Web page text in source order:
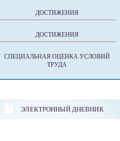
ДОСТИЖЕНИЯ
ДОСТИЖЕНИЯ
СПЕЦИАЛЬНАЯ ОЦЕНКА УСЛОВИЙ
ТРУДА
ЭЛЕКТРОННЫЙ ДНЕВНИК